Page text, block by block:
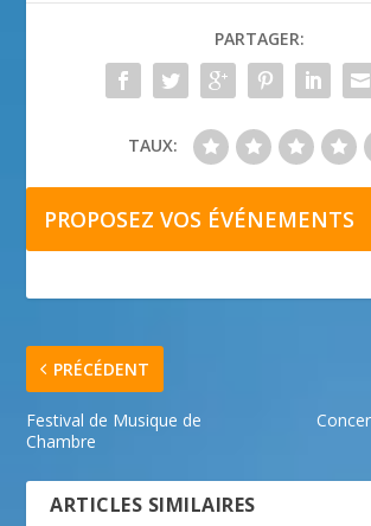
PARTAGER:
TAUX:
PROPOSEZ VOS ÉVÉNEMENTS
PRÉCÉDENT
Festival de Musique de
Chambre
ARTICLES SIMILAIRES